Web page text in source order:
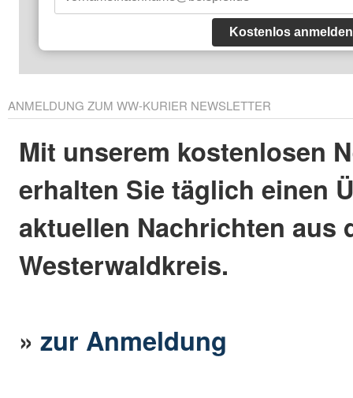
Kostenlos anmelden
ANMELDUNG ZUM WW-KURIER NEWSLETTER
Mit unserem kostenlosen
erhalten Sie täglich einen
aktuellen Nachrichten aus
Westerwaldkreis.
»zur Anmeldung